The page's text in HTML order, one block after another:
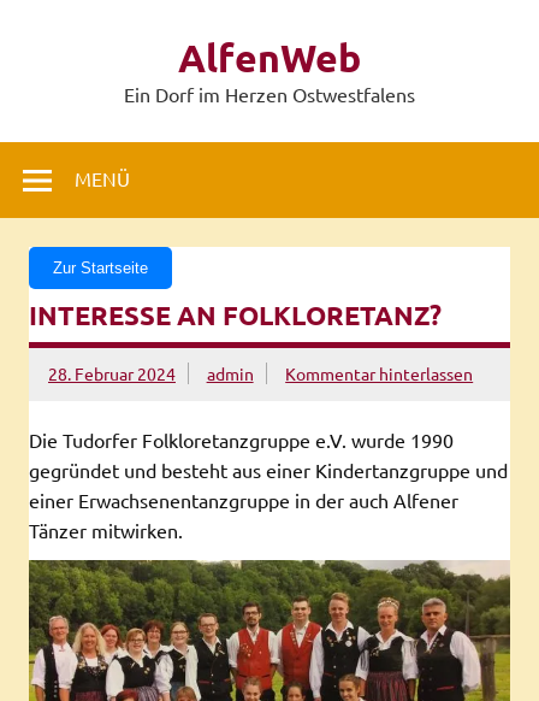
AlfenWeb
Ein Dorf im Herzen Ostwestfalens
MENÜ
Zur Startseite
INTERESSE AN FOLKLORETANZ?
28. Februar 2024 admin Kommentar hinterlassen
Die Tudorfer Folkloretanzgruppe e.V. wurde 1990
gegründet und besteht aus einer Kindertanzgruppe und
einer Erwachsenentanzgruppe in der auch Alfener
Tänzer mitwirken.